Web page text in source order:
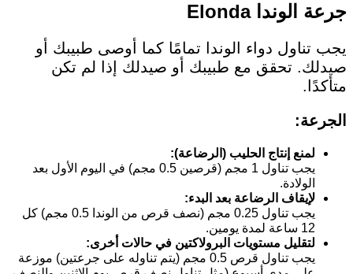
جرعة الوندا Elonda
يجب تناول دواء الوندا تمامًا كما أوصى طبيبك أو
صيدلك. تحقق مع طبيبك أو صيدلك إذا لم تكن
متأكدًا.
الجرعة:
لمنع إنتاج الحليب (الرضاعة):
يجب تناول 1 مجم (قرصين 0.5 مجم) في اليوم الأول بعد
الولادة.
لإيقاف الرضاعة بعد البدء:
يجب تناول 0.25 مجم (نصف قرص من الوندا 0.5 مجم) كل
12 ساعة لمدة يومين.
لتقليل مستويات البرولاكتين في حالات أخرى:
يجب تناول قرص 0.5 مجم (يتم تناوله على جرعتين) موزعة